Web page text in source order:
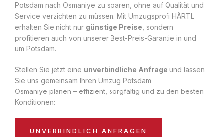
Potsdam nach Osmaniye zu sparen, ohne auf Qualität und
Service verzichten zu müssen. Mit Umzugsprofi HÄRTL
erhalten Sie nicht nur günstige Preise , sondern
profitieren auch von unserer Best-Preis-Garantie in und
um Potsdam.
Stellen Sie jetzt eine unverbindliche Anfrage und lassen
Sie uns gemeinsam Ihren Umzug Potsdam
Osmaniye planen – effizient, sorgfältig und zu den besten
Konditionen:
UNVERBINDLICH ANFRAGEN